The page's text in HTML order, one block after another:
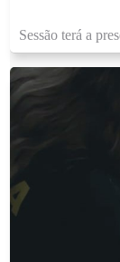
Sessão terá a